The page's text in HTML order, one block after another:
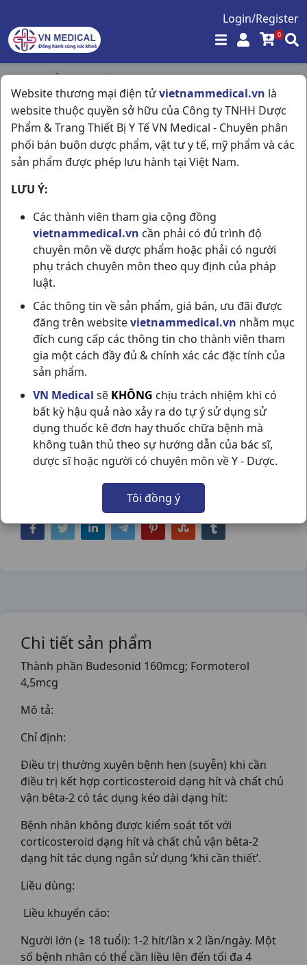
Login/Register
0
Website thương mại điện tửvietnammedical.vn là
website thuộc quyền sở hữu của Công ty TNHH Dược
Phẩm & Trang Thiết Bị Y Tế VN Medical - Chuyên phân
phối bán buôn dược phẩm, vật tư y tế, mỹ phẩm và các
sản phẩm được phép lưu hành tại Việt Nam.
LƯU Ý:
Các thành viên tham gia cộng đồng
vietnammedical.vn cần phải có đủ trình độ
chuyên môn về dược phẩm hoặc phải có người
phụ trách chuyên môn theo quy định của pháp
luật.
Các thông tin về sản phẩm, giá bán, ưu đãi được
đăng trên websitevietnammedical.vn nhằm mục
đích cung cấp các thông tin cho thành viên tham
gia một cách đầy đủ & chính xác các đặc tính của
sản phẩm.
VN Medical sẽ KHÔNG chịu trách nhiệm khi có
bất kỳ hậu quả nào xảy ra do tự ý sử dụng sử
dụng thuốc kê đơn hay thuốc chữa bệnh mà
không tuân thủ theo sự hướng dẫn của bác sĩ,
dược sĩ hoặc người có chuyên môn về Y - Dược.
Tôi đồng ý
Trang chủ / Hô Hấp /
Symbicort 120 Doses 160/4.5 C Astrazeneca
SYMBICORT 120 DOSES 160/4.5 C
ASTRAZENECA
NSX:Astrazeneca
Nhóm hàng:
Hô Hấp,
Chia sẻ qua mạng xã hội:
Chi tiết sản phẩm
Thành phần Budesonid 160mcg; Formoterol
4,5mcg
Mô tả:
Chỉ định:
Điều trị thường xuyên bệnh hen (suyễn) khi cần
điều trị kết hợp corticosteroid dạng hít và chất chủ
vận bêta-2 có tác dụng kéo dài dạng hít:
Bệnh nhân không được kiểm soát tốt với
corticosteroid dạng hít và chất chủ vận bêta-2
dạng hít tác dụng ngắn sử dụng ‘khi cần thiết’.
Liều dùng:
Liều khuyến cáo:
Người lớn (≥ 18 tuổi): 1-2 hít/lần x 2 lần/ngày. Một
số bệnh nhân có thể cần liều lên đến tối đa 4